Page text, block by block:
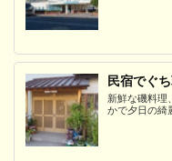
民宿でぐ
新鮮な磯料理
かで夕日の綺